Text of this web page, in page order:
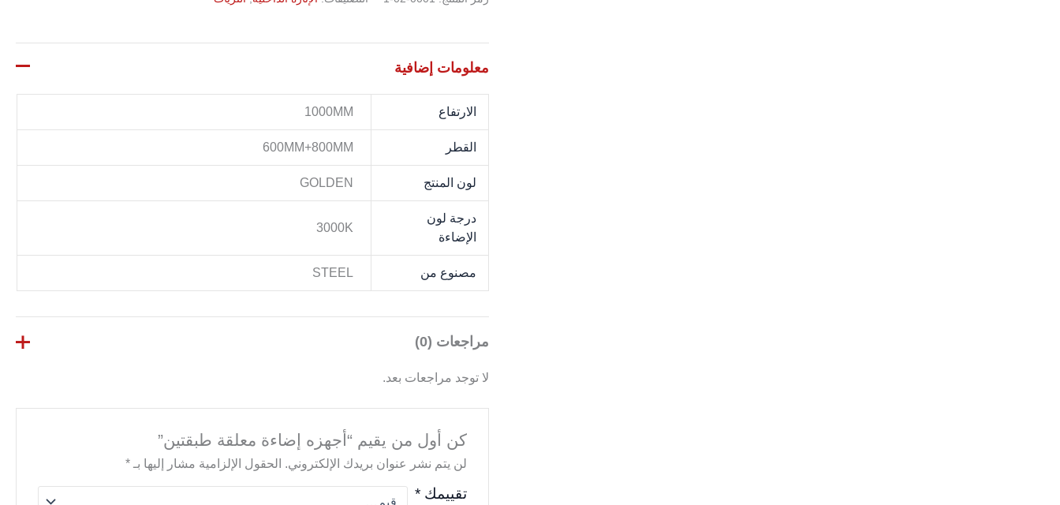
معلومات إضافية
الارتفاع 1000MM
القطر 600MM+800MM
لون المنتج GOLDEN
درجة لون
الإضاءة
3000K
مصنوع من STEEL
مراجعات (0)
لا توجد مراجعات بعد.
كن أول من يقيم “أجهزه إضاءة معلقة⁩ طبقتين”
لن يتم نشر عنوان بريدك الإلكتروني. الحقول الإلزامية مشار إليها بـ *
تقييمك *